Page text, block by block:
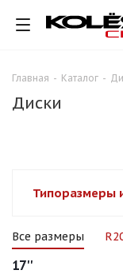
Главная - Каталог -
Диски
Типоразмеры
Все размеры
17''